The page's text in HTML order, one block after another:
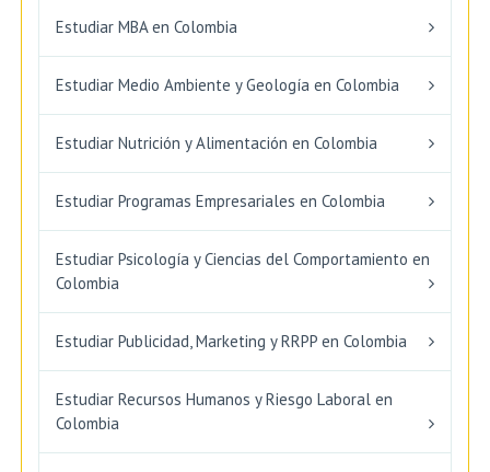
Estudiar MBA en Colombia
Estudiar Medio Ambiente y Geología en Colombia
Estudiar Nutrición y Alimentación en Colombia
Estudiar Programas Empresariales en Colombia
Estudiar Psicología y Ciencias del Comportamiento en
Colombia
Estudiar Publicidad, Marketing y RRPP en Colombia
Estudiar Recursos Humanos y Riesgo Laboral en
Colombia